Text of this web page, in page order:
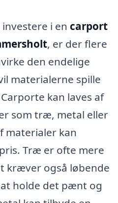
i en carport
, er der flere
den endelige
materialerne spille
kan laves af
som træ, metal eller
materialer kan
Træ er ofte mere
kræver også løbende
holde det pænt og